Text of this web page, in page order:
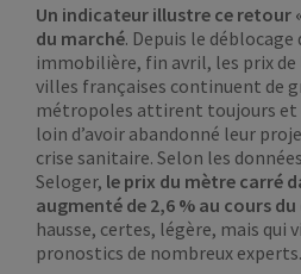
Un indicateur illustre ce retour
du marché. Depuis le déblocage
immobilière, fin avril, les prix
villes françaises continuent de
métropoles attirent toujours et
loin d’avoir abandonné leur
crise sanitaire. Selon les
Seloger, le prix du mètre carré
augmenté de 2,6 % au cours
hausse, certes, légère, mais qui
pronostics de nombreux experts.